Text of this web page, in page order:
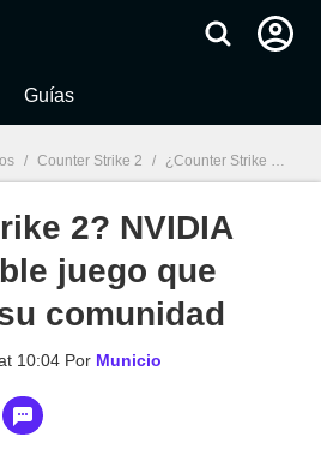
Guías
/ Counter Strike 2 / ¿Counter Strike 2? NVIDIA filtra el posible juego que tanto ansía su comunidad
2? NVIDIA
juego que
comunidad
10:04 Por Municio